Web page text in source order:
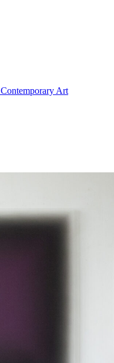
Contemporary Art